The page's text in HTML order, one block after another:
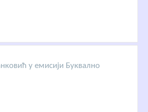
у емисији Буквално